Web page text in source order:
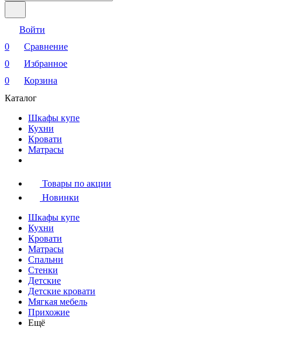
Войти
0
Сравнение
0
Избранное
0
Корзина
Каталог
Шкафы купе
Кухни
Кровати
Матрасы
Товары по акции
Новинки
Шкафы купе
Кухни
Кровати
Матрасы
Cпальни
Стенки
Детские
Детские кровати
Мягкая мебель
Прихожие
Ещё